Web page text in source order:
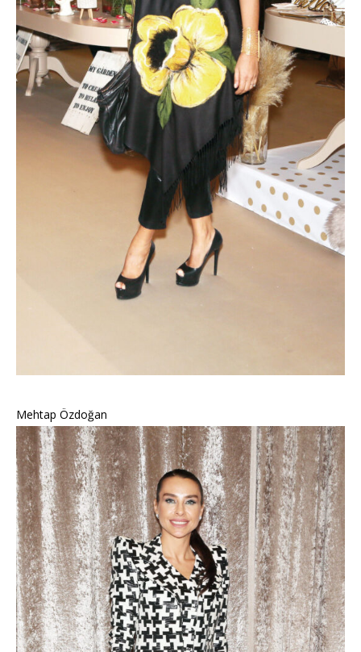
Mehtap Özdoğan